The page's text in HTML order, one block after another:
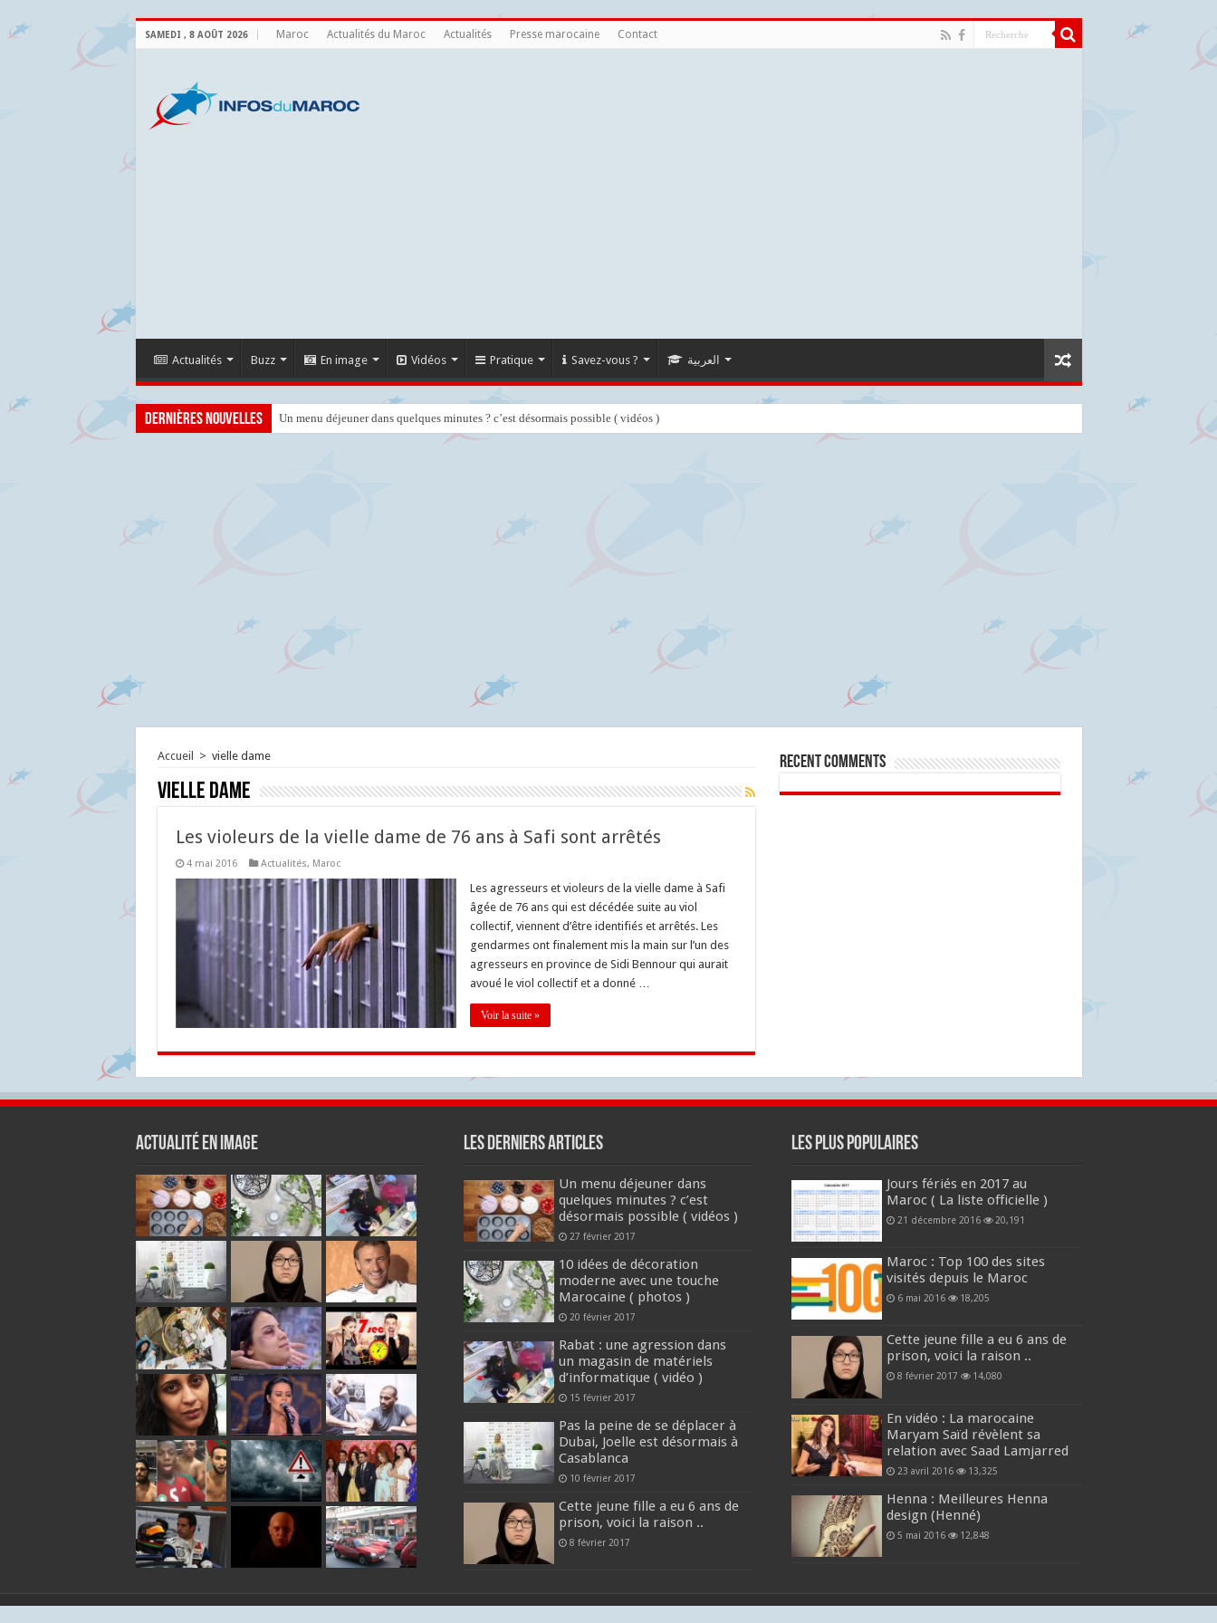
SAMEDI , 8 AOÛT 2026 Maroc Actualités du Maroc Actualités Presse marocaine Contact
Actualités Buzz En image Vidéos Pratique Savez-vous ? العربية
Dernières nouvelles Un menu déjeuner dans quelques minutes ? c’est désormais possible ( vidéos )
Accueil > vielle dame
vielle dame
Les violeurs de la vielle dame de 76 ans à Safi sont arrêtés
4 mai 2016 Actualités, Maroc
Les agresseurs et violeurs de la vielle dame à Safi
âgée de 76 ans qui est décédée suite au viol
collectif, viennent d’être identifiés et arrêtés. Les
gendarmes ont finalement mis la main sur l’un des
agresseurs en province de Sidi Bennour qui aurait
avoué le viol collectif et a donné …
Voir la suite »
Recent Comments
Actualité en Image Les derniers articles
Un menu déjeuner dans
quelques minutes ? c’est
désormais possible ( vidéos )
27 février 2017
10 idées de décoration
moderne avec une touche
Marocaine ( photos )
20 février 2017
Rabat : une agression dans
un magasin de matériels
d’informatique ( vidéo )
15 février 2017
Pas la peine de se déplacer à
Dubai, Joelle est désormais à
Casablanca
10 février 2017
Cette jeune fille a eu 6 ans de
prison, voici la raison ..
8 février 2017
Les plus populaires
Jours fériés en 2017 au
Maroc ( La liste officielle )
21 décembre 2016 20,191
Maroc : Top 100 des sites
visités depuis le Maroc
6 mai 2016 18,205
Cette jeune fille a eu 6 ans de
prison, voici la raison ..
8 février 2017 14,080
En vidéo : La marocaine
Maryam Saïd révèlent sa
relation avec Saad Lamjarred
23 avril 2016 13,325
Henna : Meilleures Henna
design (Henné)
5 mai 2016 12,848